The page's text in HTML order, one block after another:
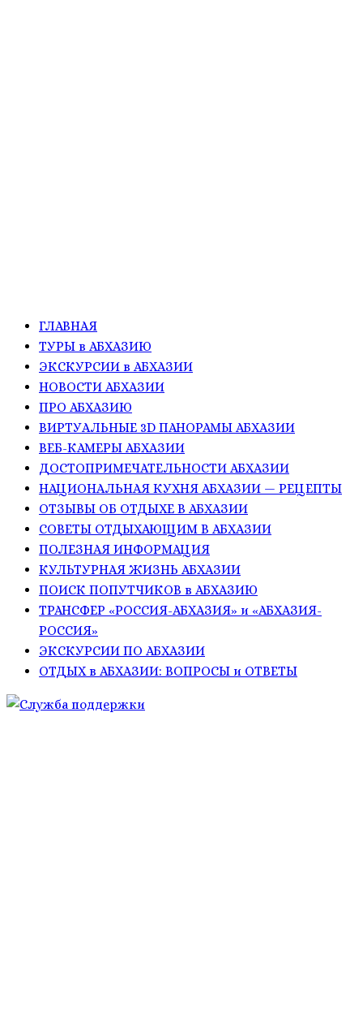
ГЛАВНАЯ
ТУРЫ в АБХАЗИЮ
ЭКСКУРСИИ в АБХАЗИИ
НОВОСТИ АБХАЗИИ
ПРО АБХАЗИЮ
ВИРТУАЛЬНЫЕ 3D ПАНОРАМЫ АБХАЗИИ
ВЕБ-КАМЕРЫ АБХАЗИИ
ДОСТОПРИМЕЧАТЕЛЬНОСТИ АБХАЗИИ
НАЦИОНАЛЬНАЯ КУХНЯ АБХАЗИИ — РЕЦЕПТЫ
ОТЗЫВЫ ОБ ОТДЫХЕ В АБХАЗИИ
СОВЕТЫ ОТДЫХАЮЩИМ В АБХАЗИИ
ПОЛЕЗНАЯ ИНФОРМАЦИЯ
КУЛЬТУРНАЯ ЖИЗНЬ АБХАЗИИ
ПОИСК ПОПУТЧИКОВ в АБХАЗИЮ
ТРАНСФЕР «РОССИЯ-АБХАЗИЯ» и «АБХАЗИЯ-
РОССИЯ»
ЭКСКУРСИИ ПО АБХАЗИИ
ОТДЫХ в АБХАЗИИ: ВОПРОСЫ и ОТВЕТЫ